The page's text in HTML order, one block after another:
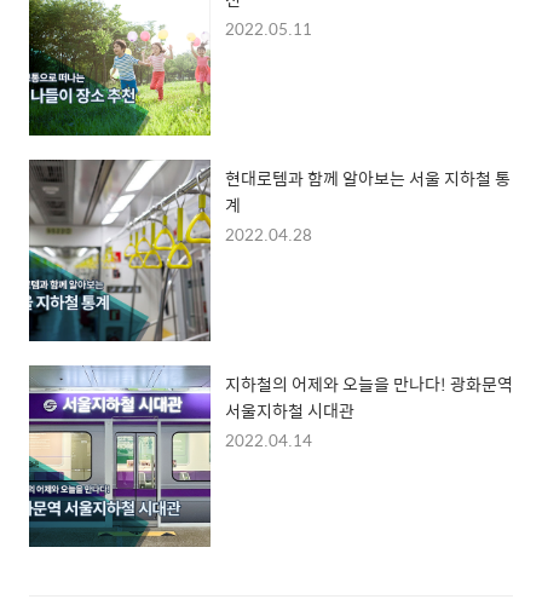
2022.05.11
현대로템과 함께 알아보는 서울 지하철 통
계
2022.04.28
지하철의 어제와 오늘을 만나다! 광화문역
서울지하철 시대관
2022.04.14